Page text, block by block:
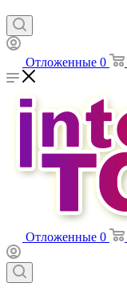
Отложенные 0
Отложенные 0